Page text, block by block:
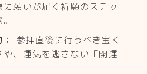
願いが届く祈願のステッ
参拝直後に行うべき宝く
や、運気を逃さない「開運